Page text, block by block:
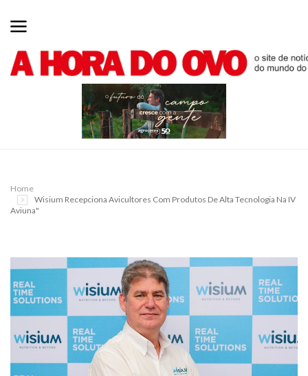
Home
Wisium Recepciona Avicultores Com Produtos De Alta Tecnologia Na IV
Aviuna"